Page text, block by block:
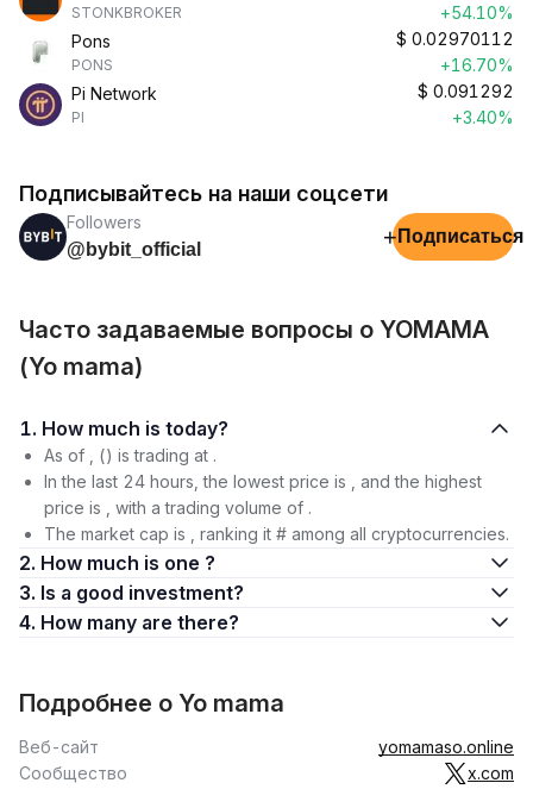
STONKBROKER
+54.10%
Pons
PONS
$ 0.02970112
+16.70%
Pi Network
PI
$ 0.091292
+3.40%
Подписывайтесь на наши соцсети
Followers
@bybit_official
+ Подписаться
Часто задаваемые вопросы о YOMAMA
(Yo mama)
1. How much is today?
As of , () is trading at .
In the last 24 hours, the lowest price is , and the highest
price is , with a trading volume of .
The market cap is , ranking it # among all cryptocurrencies.
2. How much is one ?
3. Is a good investment?
4. How many are there?
Подробнее о Yo mama
Веб-сайт
yomamaso.online
Сообщество
x.com